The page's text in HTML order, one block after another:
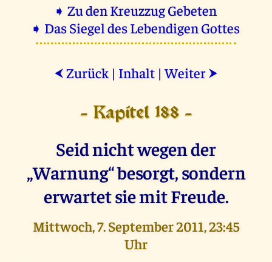
➧ Zu den Kreuzzug Gebeten
➧ Das Siegel des Lebendigen Gottes
⮜ Zurück | Inhalt |Weiter ⮞
- Kapitel 188 -
Seid nicht wegen der
„Warnung“ besorgt, sondern
erwartet sie mit Freude.
Mittwoch, 7. September 2011, 23:45
Uhr